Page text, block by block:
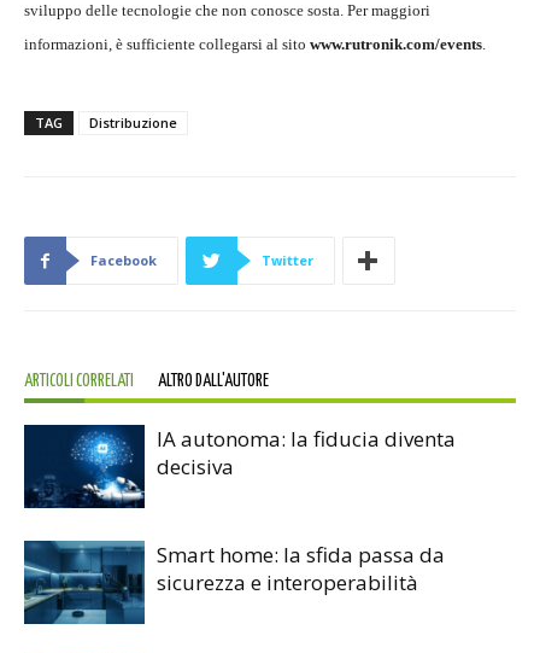
sviluppo delle tecnologie che non conosce sosta. Per maggiori
informazioni, è sufficiente collegarsi al sito www.rutronik.com/events.
TAG Distribuzione
Facebook Twitter
ARTICOLI CORRELATI ALTRO DALL'AUTORE
IA autonoma: la fiducia diventa
decisiva
Smart home: la sfida passa da
sicurezza e interoperabilità